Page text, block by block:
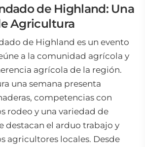
de Highland: Una
Agricultura
de Highland es un evento
a la comunidad agrícola y
agrícola de la región.
una semana presenta
competencias con
rodeo y una variedad de
destacan el arduo trabajo y
agricultores locales. Desde